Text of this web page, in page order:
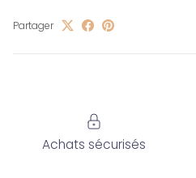
Partager
Achats sécurisés